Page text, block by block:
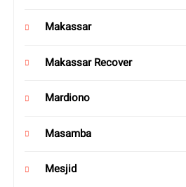
Makassar
Makassar Recover
Mardiono
Masamba
Mesjid